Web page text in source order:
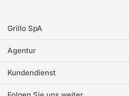
Grillo SpA
Agentur
Kundendienst